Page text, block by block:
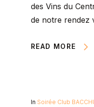
des Vins du
de notre rendez
READ MORE
In Soirée Club